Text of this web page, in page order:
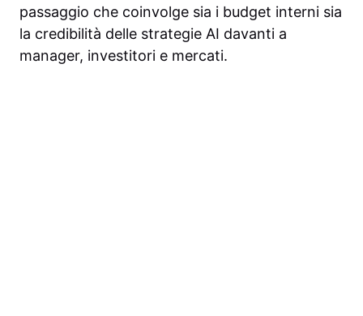
passaggio che coinvolge sia i budget interni sia
la credibilità delle strategie AI davanti a
manager, investitori e mercati.